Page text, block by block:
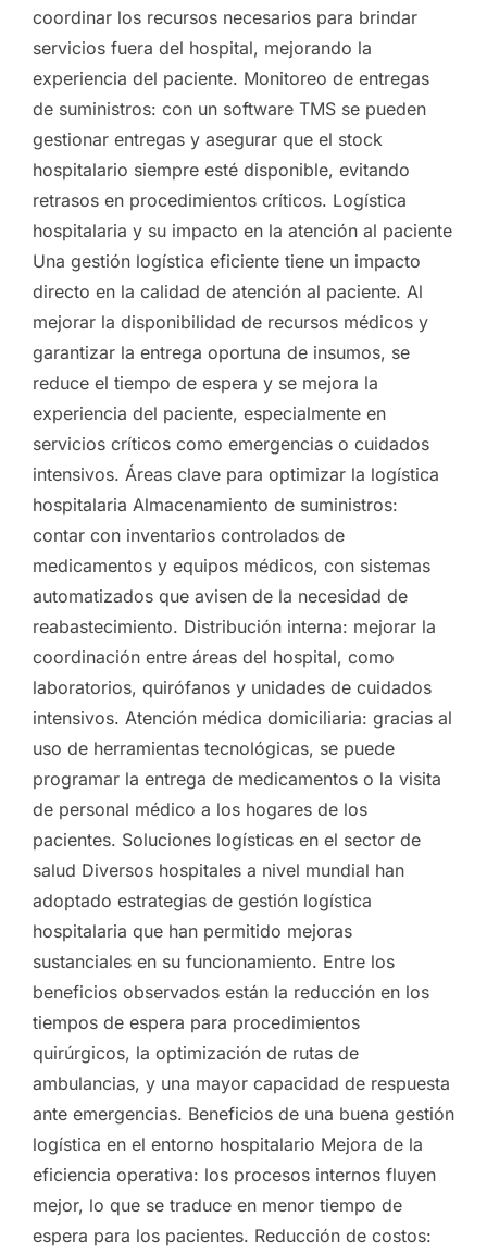
coordinar los recursos necesarios para brindar
servicios fuera del hospital, mejorando la
experiencia del paciente. Monitoreo de entregas
de suministros: con un software TMS se pueden
gestionar entregas y asegurar que el stock
hospitalario siempre esté disponible, evitando
retrasos en procedimientos críticos. Logística
hospitalaria y su impacto en la atención al paciente
Una gestión logística eficiente tiene un impacto
directo en la calidad de atención al paciente. Al
mejorar la disponibilidad de recursos médicos y
garantizar la entrega oportuna de insumos, se
reduce el tiempo de espera y se mejora la
experiencia del paciente, especialmente en
servicios críticos como emergencias o cuidados
intensivos. Áreas clave para optimizar la logística
hospitalaria Almacenamiento de suministros:
contar con inventarios controlados de
medicamentos y equipos médicos, con sistemas
automatizados que avisen de la necesidad de
reabastecimiento. Distribución interna: mejorar la
coordinación entre áreas del hospital, como
laboratorios, quirófanos y unidades de cuidados
intensivos. Atención médica domiciliaria: gracias al
uso de herramientas tecnológicas, se puede
programar la entrega de medicamentos o la visita
de personal médico a los hogares de los
pacientes. Soluciones logísticas en el sector de
salud Diversos hospitales a nivel mundial han
adoptado estrategias de gestión logística
hospitalaria que han permitido mejoras
sustanciales en su funcionamiento. Entre los
beneficios observados están la reducción en los
tiempos de espera para procedimientos
quirúrgicos, la optimización de rutas de
ambulancias, y una mayor capacidad de respuesta
ante emergencias. Beneficios de una buena gestión
logística en el entorno hospitalario Mejora de la
eficiencia operativa: los procesos internos fluyen
mejor, lo que se traduce en menor tiempo de
espera para los pacientes. Reducción de costos: